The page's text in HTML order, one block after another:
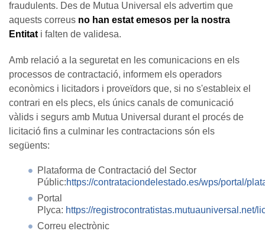
fraudulents. Des de Mutua Universal els advertim que
aquests correus no han estat emesos per la nostra
Entitat i falten de validesa.
Amb relació a la seguretat en les comunicacions en els
processos de contractació, informem els operadors
econòmics i licitadors i proveïdors que, si no s'estableix el
contrari en els plecs, els únics canals de comunicació
vàlids i segurs amb Mutua Universal durant el procés de
licitació fins a culminar les contractacions són els
següents:
Plataforma de Contractació del Sector
Públic:https://contrataciondelestado.es/wps/portal/
Portal
Plyca: https://registrocontratistas.mutuauniversal.net/
Correu electrònic